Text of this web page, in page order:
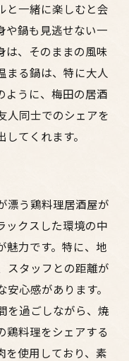
と一緒に楽しむと会
や鍋も見逃せない一
は、そのままの風味
まる鍋は、特に大人
ように、梅田の居酒
人同士でのシェアを
てくれます。
漂う鶏料理居酒屋が
ックスした環境の中
魅力です。特に、地
スタッフとの距離が
心感があります。
を過ごしながら、焼
鶏料理をシェアする
を使用しており、素